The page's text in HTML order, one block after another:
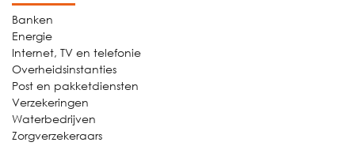
Banken
Energie
Internet, TV en telefonie
Overheidsinstanties
Post en pakketdiensten
Verzekeringen
Waterbedrijven
Zorgverzekeraars